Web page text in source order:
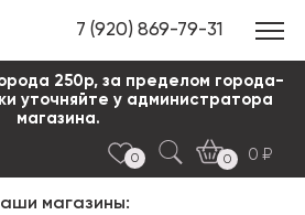
7 (920) 869-79-31
250р, за пределом города-
уточняйте у администратора
магазина.
0 0
0
магазины: